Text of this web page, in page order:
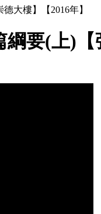
大樓】【2016年】
要(上)